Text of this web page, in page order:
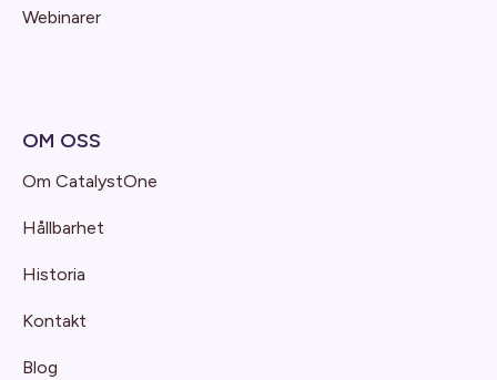
Webinarer
OM OSS
Om CatalystOne
Hållbarhet
Historia
Kontakt
Blog